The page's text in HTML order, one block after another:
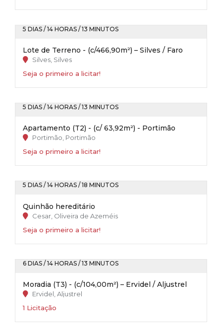
5 DIAS / 14 HORAS / 13 MINUTOS
Lote de Terreno - (c/466,90m²) – Silves / Faro
Silves, Silves
Seja o primeiro a licitar!
5 DIAS / 14 HORAS / 13 MINUTOS
Apartamento (T2) - (c/ 63,92m²) - Portimão
Portimão, Portimão
Seja o primeiro a licitar!
5 DIAS / 14 HORAS / 18 MINUTOS
Quinhão hereditário
Cesar, Oliveira de Azeméis
Seja o primeiro a licitar!
6 DIAS / 14 HORAS / 13 MINUTOS
Moradia (T3) - (c/104,00m²) – Ervidel / Aljustrel
Ervidel, Aljustrel
1 Licitação